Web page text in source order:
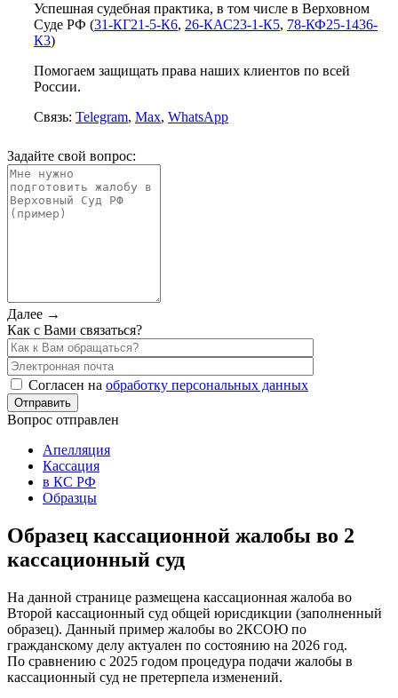
Успешная судебная практика, в том числе в Верховном
Суде РФ (31-КГ21-5-К6, 26-КАС23-1-К5, 78-КФ25-1436-
К3)
Помогаем защищать права наших клиентов по всей
России.
Связь: Telegram, Max, WhatsApp
Задайте свой вопрос:
Далее →
Как с Вами связаться?
Согласен на обработку персональных данных
Вопрос отправлен
Апелляция
Кассация
в КС РФ
Образцы
Образец кассационной жалобы во 2
кассационный суд
На данной странице размещена кассационная жалоба во
Второй кассационный суд общей юрисдикции (заполненный
образец). Данный пример жалобы во 2КСОЮ по
гражданскому делу актуален по состоянию на 2026 год.
По сравнению с 2025 годом процедура подачи жалобы в
кассационный суд не претерпела изменений.